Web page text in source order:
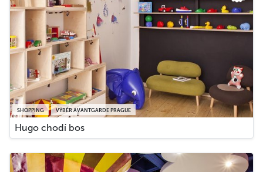
SHOPPING VÝBĚR AVANTGARDE PRAGUE
Hugo chodí bos